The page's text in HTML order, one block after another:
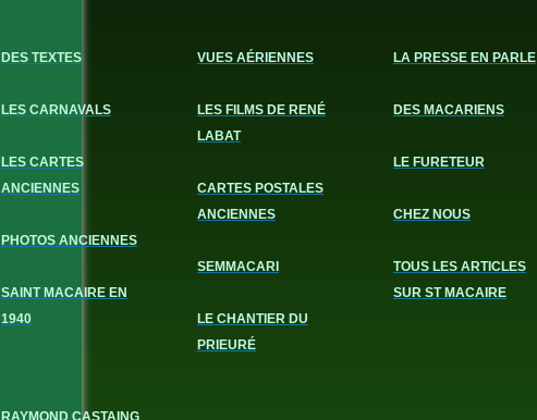
DES TEXTES
LES CARNAVALS
LES CARTES
ANCIENNES
PHOTOS ANCIENNES
SAINT MACAIRE EN
1940
VUES AÉRIENNES
LES FILMS DE RENÉ
LABAT
CARTES POSTALES
ANCIENNES
SEMMACARI
LE CHANTIER DU
PRIEURÉ
LA PRESSE EN PARLE
DES MACARIENS
LE FURETEUR
CHEZ NOUS
TOUS LES ARTICLES
SUR ST MACAIRE
RAYMOND CASTAING